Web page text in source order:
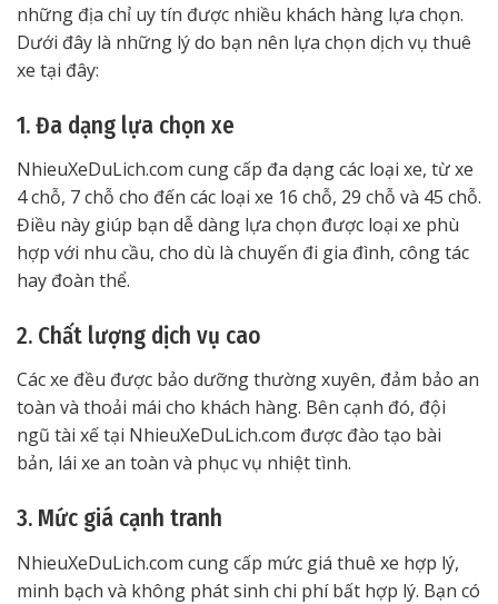
những địa chỉ uy tín được nhiều khách hàng lựa chọn.
Dưới đây là những lý do bạn nên lựa chọn dịch vụ thuê
xe tại đây:
1. Đa dạng lựa chọn xe
NhieuXeDuLich.com cung cấp đa dạng các loại xe, từ xe
4 chỗ, 7 chỗ cho đến các loại xe 16 chỗ, 29 chỗ và 45 chỗ.
Điều này giúp bạn dễ dàng lựa chọn được loại xe phù
hợp với nhu cầu, cho dù là chuyến đi gia đình, công tác
hay đoàn thể.
2. Chất lượng dịch vụ cao
Các xe đều được bảo dưỡng thường xuyên, đảm bảo an
toàn và thoải mái cho khách hàng. Bên cạnh đó, đội
ngũ tài xế tại NhieuXeDuLich.com được đào tạo bài
bản, lái xe an toàn và phục vụ nhiệt tình.
3. Mức giá cạnh tranh
NhieuXeDuLich.com cung cấp mức giá thuê xe hợp lý,
minh bạch và không phát sinh chi phí bất hợp lý. Bạn có